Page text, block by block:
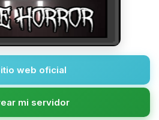
web oficial
mi servidor